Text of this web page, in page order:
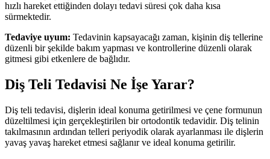
hızlı hareket ettiğinden dolayı tedavi süresi çok daha kısa
sürmektedir.
Tedaviye uyum: Tedavinin kapsayacağı zaman, kişinin diş tellerine
düzenli bir şekilde bakım yapması ve kontrollerine düzenli olarak
gitmesi gibi etkenlere de bağlıdır.
Diş Teli Tedavisi Ne İşe Yarar?
Diş teli tedavisi, dişlerin ideal konuma getirilmesi ve çene formunun
düzeltilmesi için gerçekleştirilen bir ortodontik tedavidir. Diş telinin
takılmasının ardından telleri periyodik olarak ayarlanması ile dişlerin
yavaş yavaş hareket etmesi sağlanır ve ideal konuma getirilir.